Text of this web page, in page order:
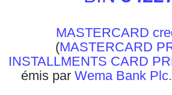
BIN
Generator
MASTERCARD
(MASTERCARD
INSTALLMENTS CARD
émis par Wema Bank Plc.